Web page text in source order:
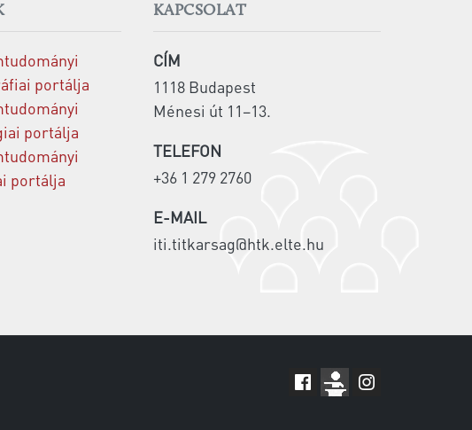
portálja
portálja
portálja
KAPCSOLAT
CÍM
1118 Budapest
Ménesi út 11–13.
TELEFON
+36 1 279 2760
E-MAIL
iti.titkarsag@htk.elte.hu